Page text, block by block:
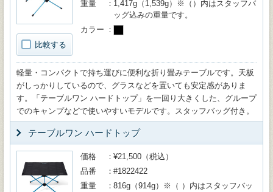
比較する
重量
1,417g（1,539g）※（）内はスタッフバ
ッグ込みの重量です。
カラー
軽量・コンパクトで持ち運びに便利な折り畳みテーブルです。天板
がしっかりしているので、グラスなどを置いても安定感がありま
す。「テーブルワン ハードトップ」を一回り大きくした、グループ
でのキャンプなどで使いやすいモデルです。スタッフバッグ付き。
テーブルワン ハードトップ
価格
¥21,500（税込）
品番
#1822422
重量
816g（914g）※（ ）内はスタッフバッ